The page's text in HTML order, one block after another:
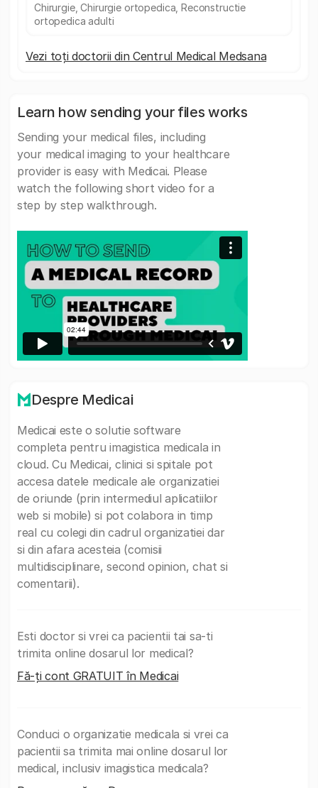
Chirurgie, Chirurgie ortopedica, Reconstructie
ortopedica adulti
Vezi toți doctorii din Centrul Medical Medsana
Learn how sending your files works
Sending your medical files, including
your medical imaging to your healthcare
provider is easy with Medicai. Please
watch the following short video for a
step by step walkthrough.
Despre Medicai
Medicai este o solutie software
completa pentru imagistica medicala in
cloud. Cu Medicai, clinici si spitale pot
accesa datele medicale ale organizatiei
de oriunde (prin intermediul aplicatiilor
web si mobile) si pot colabora in timp
real cu colegi din cadrul organizatiei dar
si din afara acesteia (comisii
multidisciplinare, second opinion, chat si
comentarii).
Esti doctor si vrei ca pacientii tai sa-ti
trimita online dosarul lor medical?
Fă-ți cont GRATUIT în Medicai
Conduci o organizatie medicala si vrei ca
pacientii sa trimita mai online dosarul lor
medical, inclusiv imagistica medicala?